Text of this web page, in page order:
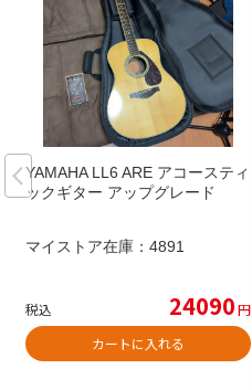
YAMAHA LL6 ARE アコースティ
ックギター アップグレード
マイストア在庫： 4891
税込 24090円
カートに入れる